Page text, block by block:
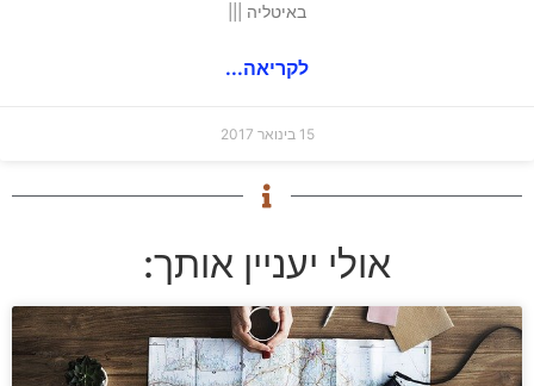
באיטליה |||
לקריאה...
15 בינואר 2017
אולי יעניין אותך: